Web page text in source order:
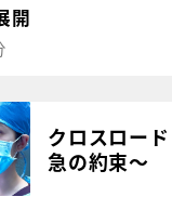
開
クロスロー
急の約束～